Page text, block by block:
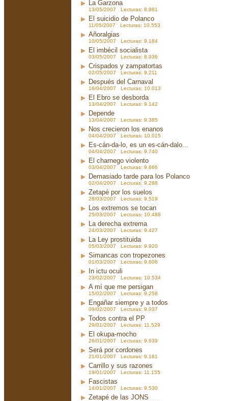
La Garzona
13/05/2007 Lecturas: 8.981
El suicidio de Polanco
11/05/2007 Lecturas: 10.553
Añoralgias
10/05/2007 Lecturas: 9.184
El imbécil socialista
03/05/2007 Lecturas: 8.936
Crispados y zampatortas
02/05/2007 Lecturas: 9.211
Después del Carnaval
16/04/2007 Lecturas: 10.013
El Ebro se desborda
13/04/2007 Lecturas: 9.142
Depende
13/04/2007 Lecturas: 9.385
Nos crecieron los enanos
04/04/2007 Lecturas: 10.015
Es-cán-da-lo, es un es-cán-dalo...
04/04/2007 Lecturas: 9.740
El charnego violento
03/04/2007 Lecturas: 9.666
Demasiado tarde para los Polanco
02/04/2007 Lecturas: 9.288
Zetapé por los suelos
28/03/2007 Lecturas: 9.519
Los extremos se tocan
25/03/2007 Lecturas: 10.488
La derecha extrema
24/03/2007 Lecturas: 9.427
La Ley prostituida
05/03/2007 Lecturas: 9.920
Simancas con tropezones
01/03/2007 Lecturas: 9.606
In ictu oculi
23/02/2007 Lecturas: 10.534
A mí que me persigan
15/02/2007 Lecturas: 9.258
Engañar siempre y a todos
09/02/2007 Lecturas: 9.037
Todos contra el PP
29/01/2007 Lecturas: 11.529
El okupa-mocho
26/01/2007 Lecturas: 9.639
Será por cordones
21/01/2007 Lecturas: 9.161
Carrillo y sus razones
19/01/2007 Lecturas: 11.155
Fascistas
14/01/2007 Lecturas: 9.530
Zetapé de las JONS